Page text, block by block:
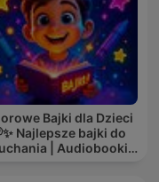
Bajki dla Dzieci
Najlepsze bajki do
| Audiobooki